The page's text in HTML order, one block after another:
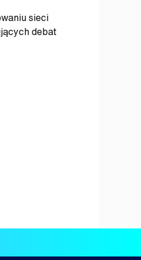
sieci
debat